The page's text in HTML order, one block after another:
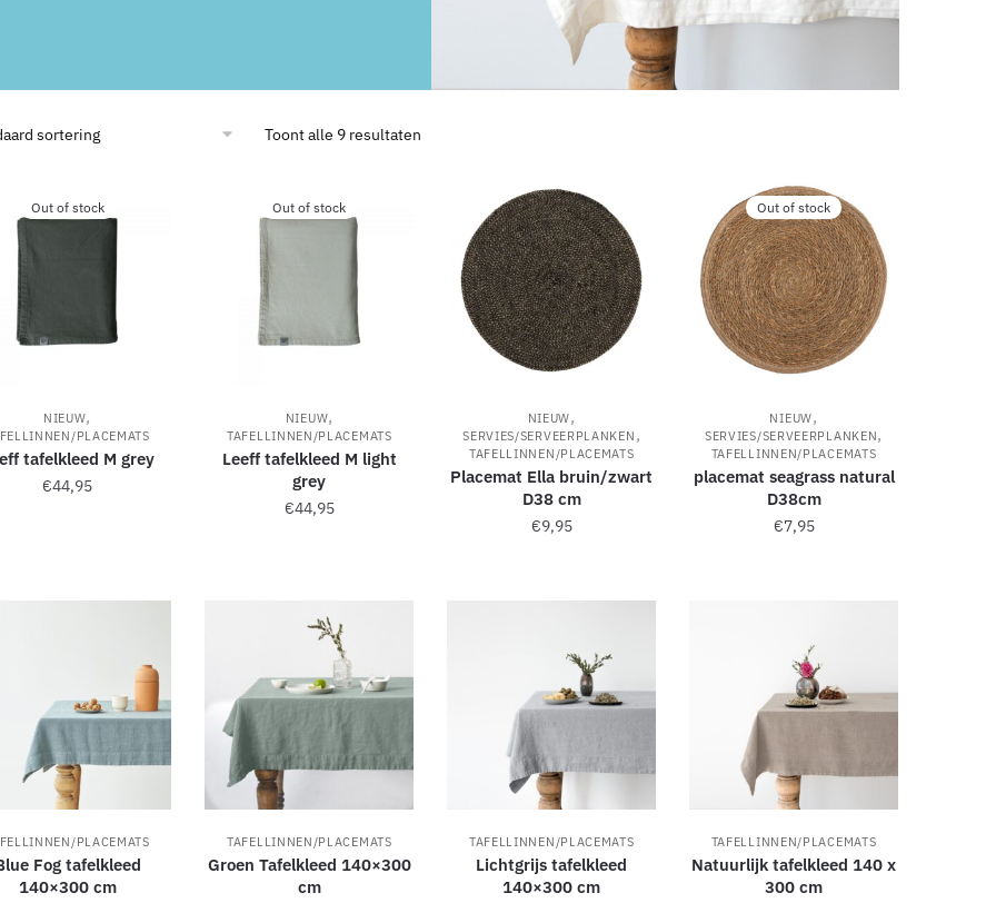
Toont alle 9 resultaten
Out of stock
NIEUW,
PLACEMATS
tafelkleed M grey
€44,95
Out of stock
NIEUW,
TAFELLINNEN/PLACEMATS
Leeff tafelkleed M light
grey
€44,95
NIEUW,
SERVIES/SERVEERPLANKEN ,
TAFELLINNEN/PLACEMATS
Placemat Ella bruin/zwart
D38 cm
€9,95
Out of stock
NIEUW,
SERVIES/SERVEERPLANKEN,
TAFELLINNEN/PLACEMATS
placemat seagrass natural
D38cm
€7,95
PLACEMATS
Fog tafelkleed
140×300 cm
TAFELLINNEN/PLACEMATS
Groen Tafelkleed 140×300
cm
TAFELLINNEN/PLACEMATS
Lichtgrijs tafelkleed
140×300 cm
TAFELLINNEN/PLACEMATS
Natuurlijk tafelkleed 140 x
300 cm